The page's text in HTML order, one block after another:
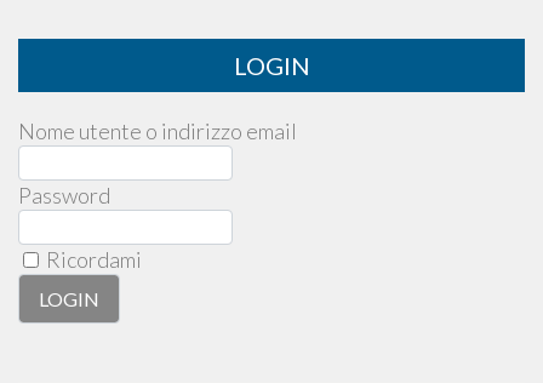
LOGIN
Nome utente o indirizzo email
Password
Ricordami